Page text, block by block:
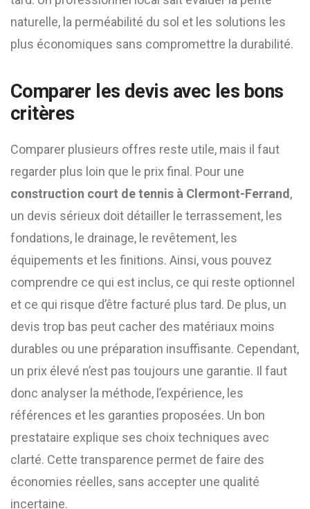
naturelle, la perméabilité du sol et les solutions les
plus économiques sans compromettre la durabilité.
Comparer les devis avec les bons
critères
Comparer plusieurs offres reste utile, mais il faut
regarder plus loin que le prix final. Pour une
construction court de tennis à Clermont-Ferrand ,
un devis sérieux doit détailler le terrassement, les
fondations, le drainage, le revêtement, les
équipements et les finitions. Ainsi, vous pouvez
comprendre ce qui est inclus, ce qui reste optionnel
et ce qui risque d’être facturé plus tard. De plus, un
devis trop bas peut cacher des matériaux moins
durables ou une préparation insuffisante. Cependant,
un prix élevé n’est pas toujours une garantie. Il faut
donc analyser la méthode, l’expérience, les
références et les garanties proposées. Un bon
prestataire explique ses choix techniques avec
clarté. Cette transparence permet de faire des
économies réelles, sans accepter une qualité
incertaine.